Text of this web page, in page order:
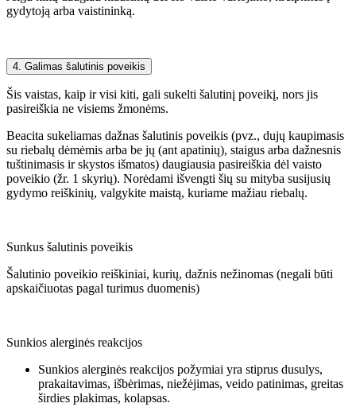
gydytoją arba vaistininką.
4. Galimas šalutinis poveikis
Šis vaistas, kaip ir visi kiti, gali sukelti šalutinį poveikį, nors jis
pasireiškia ne visiems žmonėms.
Beacita sukeliamas dažnas šalutinis poveikis (pvz., dujų kaupimasis
su riebalų dėmėmis arba be jų (ant apatinių), staigus arba dažnesnis
tuštinimasis ir skystos išmatos) daugiausia pasireiškia dėl vaisto
poveikio (žr. 1 skyrių). Norėdami išvengti šių su mityba susijusių
gydymo reiškinių, valgykite maistą, kuriame mažiau riebalų.
Sunkus šalutinis poveikis
Šalutinio poveikio reiškiniai, kurių, dažnis nežinomas (negali būti
apskaičiuotas pagal turimus duomenis)
Sunkios alerginės reakcijos
Sunkios alerginės reakcijos požymiai yra stiprus dusulys,
prakaitavimas, išbėrimas, niežėjimas, veido patinimas, greitas
širdies plakimas, kolapsas.